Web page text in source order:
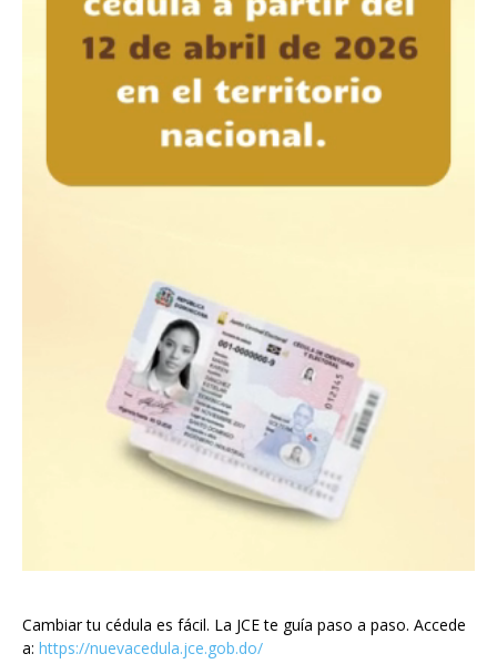
Cambiar tu cédula es fácil. La JCE te guía paso a paso. Accede
a: https://nuevacedula.jce.gob.do/